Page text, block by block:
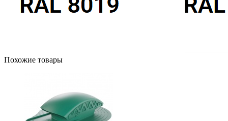
Похожие товары